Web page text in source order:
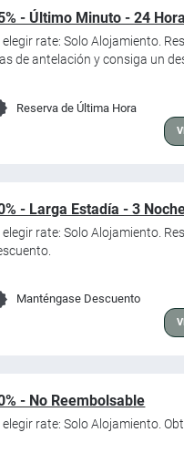
- Último Minuto - 24
elegir rate: Solo Alojamiento.
de antelación y consiga un
Reserva de Última Hora
- Larga Estadía - 3
elegir rate: Solo Alojamiento.
Manténgase Descuento
- No Reembolsable
elegir rate: Solo Alojamiento.